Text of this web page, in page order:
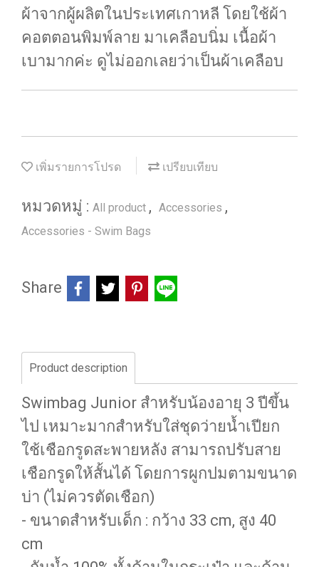
ผ้าจากผู้ผลิตในประเทศเกาหลี โดยใช้ผ้า
คอตตอนพิมพ์ลาย มาเคลือบนิ่ม เนื้อผ้า
เบามากค่ะ ดูไม่ออกเลยว่าเป็นผ้าเคลือบ
เพิ่มรายการโปรด เปรียบเทียบ
หมวดหมู่ : All product , Accessories ,
Accessories - Swim Bags
Share
Product description
Swimbag Junior สำหรับน้องอายุ 3 ปีขึ้น
ไป เหมาะมากสำหรับใส่ชุดว่ายน้ำเปียก
ใช้เชือกรูดสะพายหลัง สามารถปรับสาย
เชือกรูดให้สั้นได้ โดยการผูกปมตามขนาด
บ่า (ไม่ควรตัดเชือก)
- ขนาดสำหรับเด็ก : กว้าง 33 cm, สูง 40
cm